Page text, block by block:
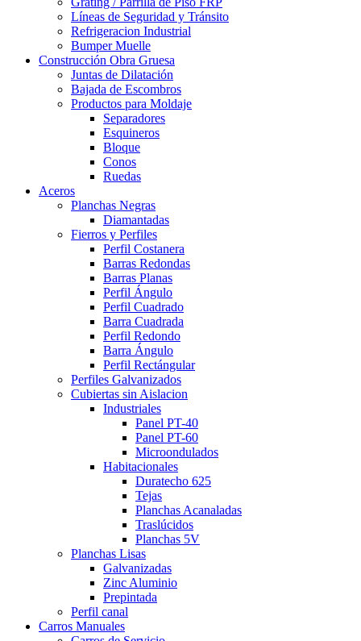
Líneas de Seguridad y Tránsito
Refrigeracion Industrial
Bumper Muelle
Construcción Obra Gruesa
Juntas de Dilatación
Bajada de Escombros
Productos para Moldaje
Separadores
Esquineros
Bloque
Conos
Ruedas
Aceros
Planchas Negras
Diamantadas
Fierros y Perfiles
Perfil Costanera
Barras Redondas
Barras Planas
Perfil Ángulo
Perfil Cuadrado
Barra Cuadrada
Perfil Redondo
Barra Ángulo
Perfil Rectángular
Perfiles Galvanizados
Cubiertas sin Aislacion
Industriales
Panel PT-40
Panel PT-60
Microondulados
Habitacionales
Duratecho 625
Tejas
Planchas Acanaladas
Traslúcidos
Planchas 5V
Planchas Lisas
Galvanizadas
Zinc Aluminio
Prepintada
Perfil canal
Carros Manuales